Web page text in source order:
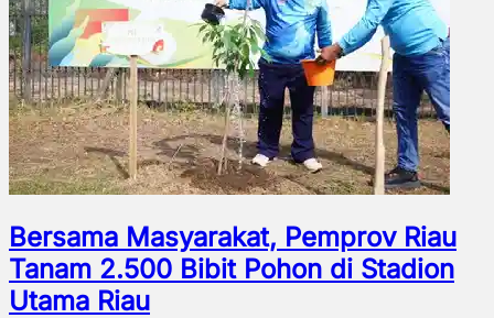
Bersama Masyarakat, Pemprov Riau
Tanam 2.500 Bibit Pohon di Stadion
Utama Riau